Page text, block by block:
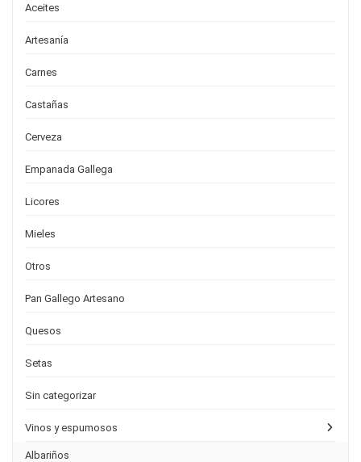
Aceites
Artesanía
Carnes
Castañas
Cerveza
Empanada Gallega
Licores
Mieles
Otros
Pan Gallego Artesano
Quesos
Setas
Sin categorizar
Vinos y espumosos
Albariños